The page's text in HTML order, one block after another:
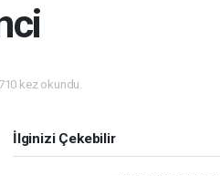
kez okundu.
İlginizi Çekebilir